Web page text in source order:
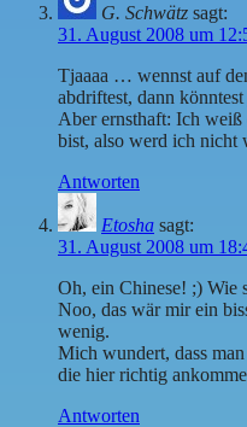
G. Schwätz sagt:
31. August 2008 um
Tjaaaa … wennst auf
abdriftest, dann
Aber ernsthaft: Ich
bist, also werd ich
Antworten
Etosha sagt:
31. August 2008 um
Oh, ein Chinese! ;) Wie
Noo, das wär mir ein
wenig.
Mich wundert, dass
die hier richtig
Antworten